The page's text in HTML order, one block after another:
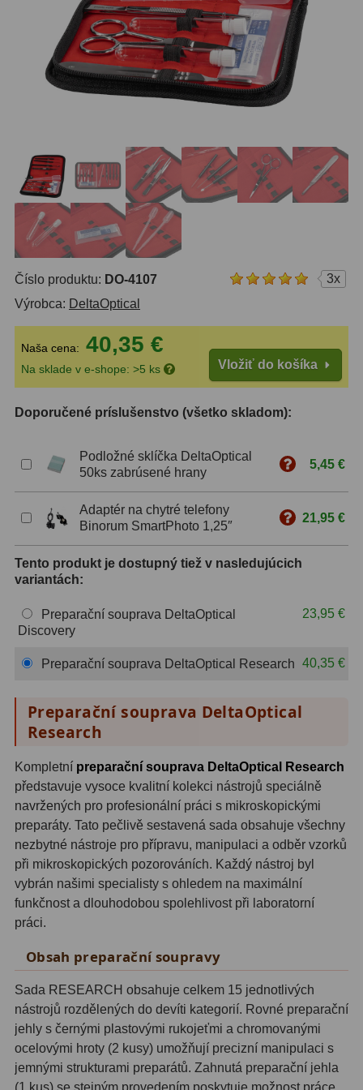
Pomocník
IPoradca
OTA - iba optika43
Do 160 € 42
Do 300 €33
Okuláre454
Plössl a Super Plössl120
Širokouhlé (52°-60°) 84
SWA (62°-78°)86
XWA (100°-120°)17
S mriežkou 6
Barlow
Filtre181
Mesačné a polarizačné
Slnečné42
CLS a UHC
Širokopásmové2
OIII21
Hβ
SII2
Planetárne7
Farebné66
Astro príslušenstvo
Redukcia 1,25" a 2"17
Okulárové výťahy a ostrenie1
Hľadáčiky 25
Binohlavy3
Číslo produktu: DO-4107
Výrobca: DeltaOptical
3x
Naša cena: 40,35 €
Na sklade v e-shope: >5 ks Vložiť do košíka
Doporučené príslušenstvo (všetko skladom):
Podložné sklíčka DeltaOptical
50ks zabrúsené hrany
5,45 €
Adaptér na chytré telefony
Binorum SmartPhoto 1,25″
21,95 €
Tento produkt je dostupný tiež v nasledujúcich
variantách:
Preparační souprava DeltaOptical
Discovery
23,95 €
Preparační souprava DeltaOptical Research 40,35 €
Preparační souprava DeltaOptical
Research
Kompletní preparační souprava DeltaOptical Research
představuje vysoce kvalitní kolekci nástrojů speciálně
navržených pro profesionální práci s mikroskopickými
preparáty. Tato pečlivě sestavená sada obsahuje všechny
nezbytné nástroje pro přípravu, manipulaci a odběr vzorků
při mikroskopických pozorováních. Každý nástroj byl
vybrán našimi specialisty s ohledem na maximální
funkčnost a dlouhodobou spolehlivost při laboratorní
práci.
Obsah preparační soupravy
Sada RESEARCH obsahuje celkem 15 jednotlivých
nástrojů rozdělených do devíti kategorií. Rovné preparační
jehly s černými plastovými rukojeťmi a chromovanými
ocelovými hroty (2 kusy) umožňují precizní manipulaci s
jemnými strukturami preparátů. Zahnutá preparační jehla